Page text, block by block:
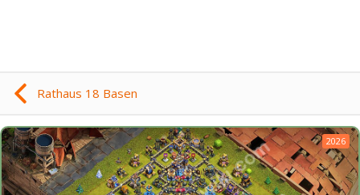
Rathaus 18 Basen
2026